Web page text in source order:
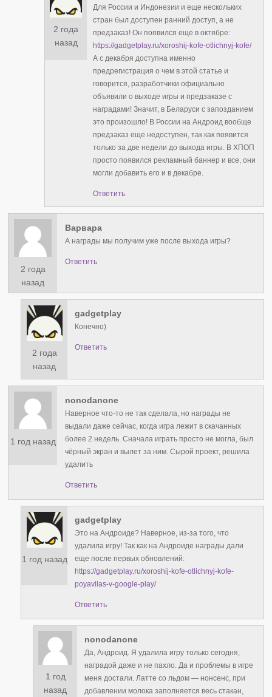
2 года
назад
Для России и Индонезии и еще нескольких
стран был доступен ранний доступ, а не
предзаказ! Он появился еще в октябре:
https://gadgetplay.ru/xoroshij-kofe-otlichnyj-kofe/
А с декабря доступна именно
предрегистрация о чем в этой статье и
говорится, разработчики официально
объявили о выходе игры и предзаказе с
наградами! Значит, в Беларуси с запозданием
это произошло! В России на Андроид вообще
предзаказ еще недоступен, так как появится
только за две недели до выхода игры. В ХПОП
просто появился рекламный баннер и все, они
могли добавить его и в декабре.
Ответить
2 года
назад
Варвара
А награды мы получим уже после выхода игры?
Ответить
2 года
назад
gadgetplay
Конечно)
Ответить
1 год назад
nonodanone
Наверное что-то не так сделала, но награды не
выдали даже сейчас, когда игра лежит в скачанных
более 2 недель. Сначала играть просто не могла, был
чёрный экран и вылет за ним. Сырой проект, решила
удалить
Ответить
1 год назад
gadgetplay
Это на Андроиде? Наверное, из-за того, что
удалила игру! Так как на Андроиде награды дали
еще после первых обновлений:
https://gadgetplay.ru/xoroshij-kofe-otlichnyj-kofe-
poyavilas-v-google-play/
Ответить
1 год
назад
nonodanone
Да, Андроид. Я удалила игру только сегодня,
наградой даже и не пахло. Да и проблемы в игре
меня достали. Латте со льдом — нонсенс, при
добавлении молока заполняется весь стакан,